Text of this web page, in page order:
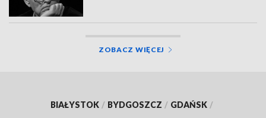
ZOBACZ WIĘCEJ
BIAŁYSTOK / BYDGOSZCZ / GDAŃSK /